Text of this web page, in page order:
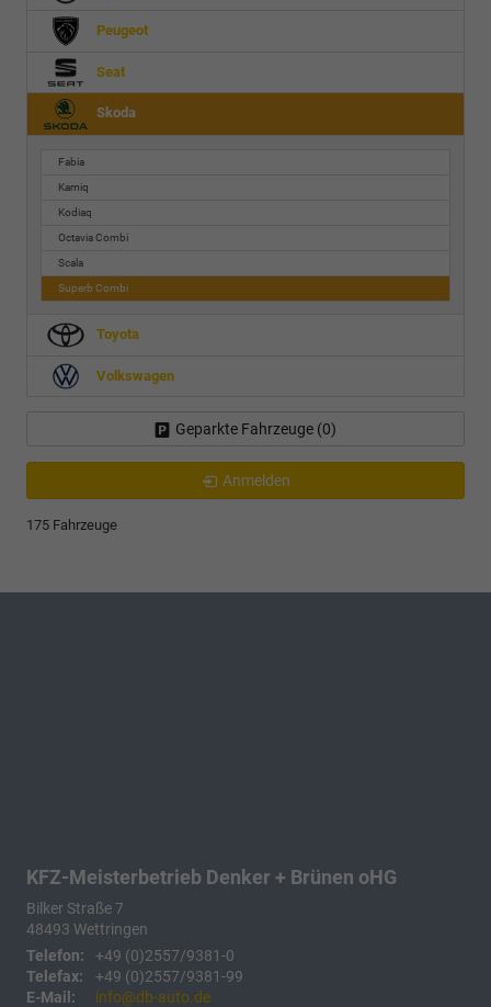
Peugeot
Seat
Skoda
Fabia
Kamiq
Kodiaq
Octavia Combi
Scala
Superb Combi
Toyota
Volkswagen
Geparkte Fahrzeuge (0)
Anmelden
175 Fahrzeuge
KFZ-Meisterbetrieb Denker + Brünen oHG
Bilker Straße 7
48493 Wettringen
Telefon:
+49 (0)2557/9381-0
Telefax:
+49 (0)2557/9381-99
E-Mail:
info@db-auto.de